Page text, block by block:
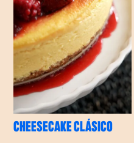
CHEESECAKE CLÁSICO